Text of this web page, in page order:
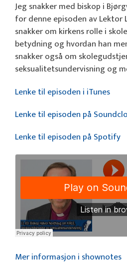
Jeg snakker med biskop i
for denne episoden av Lektor
snakker om kirkens rolle i
betydning og hvordan han
snakker også om
seksualitetsundervisning og
Lenke til episoden i iTunes
Lenke til episoden på
Lenke til episoden på Spotify
Mer informasjon i shownotes